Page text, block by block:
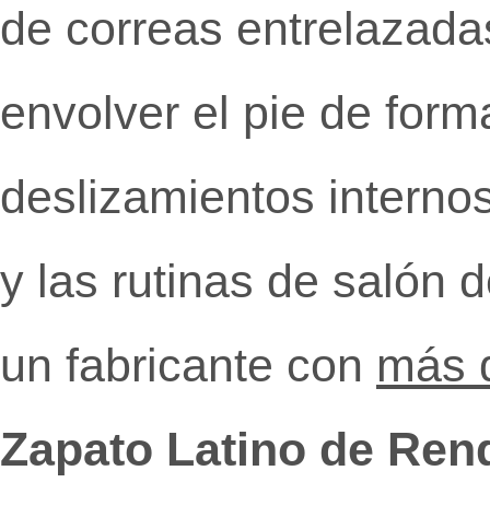
de correas
envolver el pie de
deslizamientos
y las rutinas de salón
un fabricante con más
Zapato Latino de